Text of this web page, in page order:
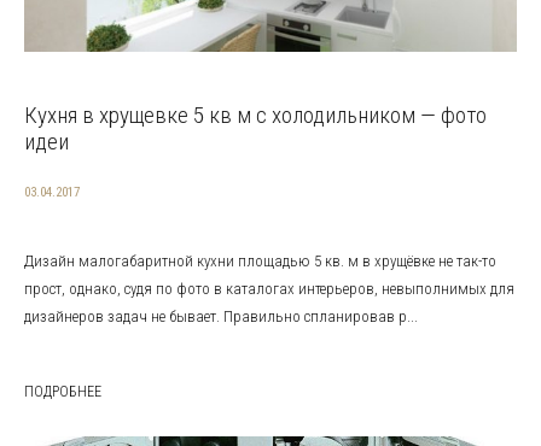
Кухня в хрущевке 5 кв м с холодильником — фото
идеи
03.04.2017
Дизайн малогабаритной кухни площадью 5 кв. м в хрущёвке не так-то
прост, однако, судя по фото в каталогах интерьеров, невыполнимых для
дизайнеров задач не бывает. Правильно спланировав р...
ПОДРОБНЕЕ